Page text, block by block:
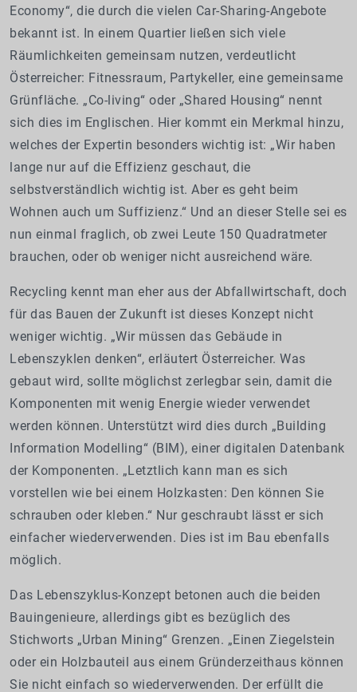
Economy“, die durch die vielen Car-Sharing-Angebote
bekannt ist. In einem Quartier ließen sich viele
Räumlichkeiten gemeinsam nutzen, verdeutlicht
Österreicher: Fitnessraum, Partykeller, eine gemeinsame
Grünfläche. „Co-living“ oder „Shared Housing“ nennt
sich dies im Englischen. Hier kommt ein Merkmal hinzu,
welches der Expertin besonders wichtig ist: „Wir haben
lange nur auf die Effizienz geschaut, die
selbstverständlich wichtig ist. Aber es geht beim
Wohnen auch um Suffizienz.“ Und an dieser Stelle sei es
nun einmal fraglich, ob zwei Leute 150 Quadratmeter
brauchen, oder ob weniger nicht ausreichend wäre.
Recycling kennt man eher aus der Abfallwirtschaft, doch
für das Bauen der Zukunft ist dieses Konzept nicht
weniger wichtig. „Wir müssen das Gebäude in
Lebenszyklen denken“, erläutert Österreicher. Was
gebaut wird, sollte möglichst zerlegbar sein, damit die
Komponenten mit wenig Energie wieder verwendet
werden können. Unterstützt wird dies durch „Building
Information Modelling“ (BIM), einer digitalen Datenbank
der Komponenten. „Letztlich kann man es sich
vorstellen wie bei einem Holzkasten: Den können Sie
schrauben oder kleben.“ Nur geschraubt lässt er sich
einfacher wiederverwenden. Dies ist im Bau ebenfalls
möglich.
Das Lebenszyklus-Konzept betonen auch die beiden
Bauingenieure, allerdings gibt es bezüglich des
Stichworts „Urban Mining“ Grenzen. „Einen Ziegelstein
oder ein Holzbauteil aus einem Gründerzeithaus können
Sie nicht einfach so wiederverwenden. Der erfüllt die